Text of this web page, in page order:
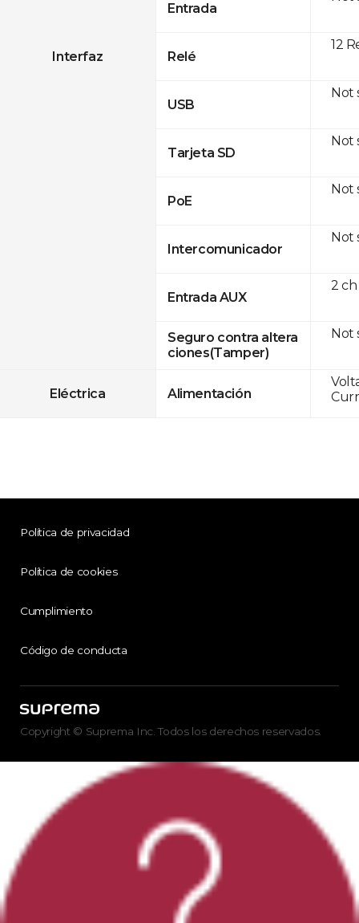
Interfaz
Entrada
Relé
USB
Tarjeta SD
PoE
Intercomunicador
Entrada AUX
Seguro contra altera
ciones(Tamper)
Eléctrica Alimentación
12
Not
Not
Not
Not
2
Not
Política de privacidad
Política de cookies
Cumplimiento
Código de conducta
Copyright © Suprema Inc. Todos los derechos reservados.